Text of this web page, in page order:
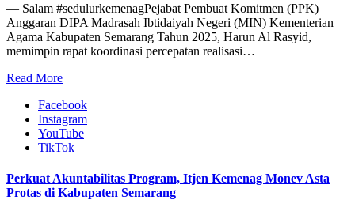
— Salam #sedulurkemenagPejabat Pembuat Komitmen (PPK)
Anggaran DIPA Madrasah Ibtidaiyah Negeri (MIN) Kementerian
Agama Kabupaten Semarang Tahun 2025, Harun Al Rasyid,
memimpin rapat koordinasi percepatan realisasi…
Read More
Facebook
Instagram
YouTube
TikTok
Perkuat Akuntabilitas Program, Itjen Kemenag Monev Asta
Protas di Kabupaten Semarang